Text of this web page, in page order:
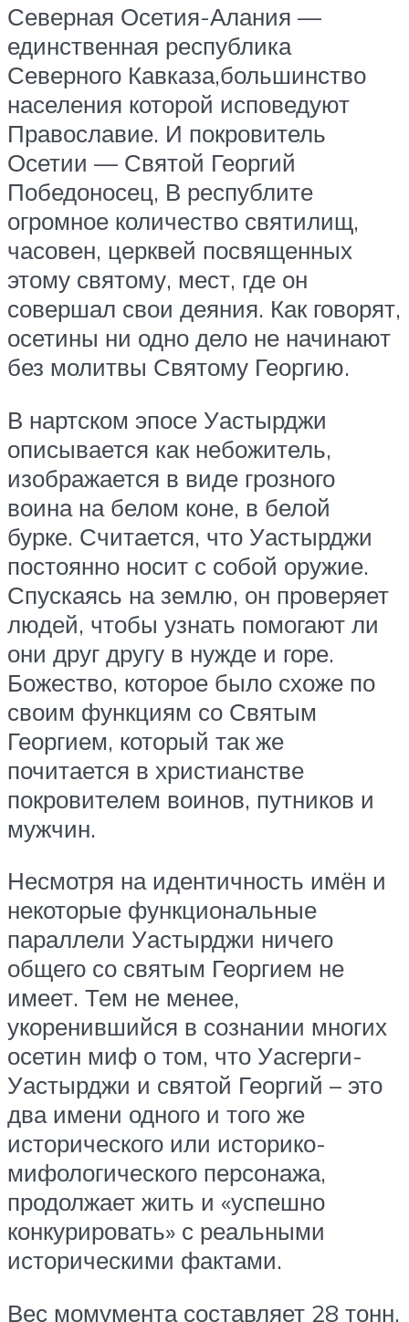
Северная Осетия-Алания —
единственная республика
Северного Кавказа,большинство
населения которой исповедуют
Православие. И покровитель
Осетии — Святой Георгий
Победоносец, В республите
огромное количество святилищ,
часовен, церквей посвященных
этому святому, мест, где он
совершал свои деяния. Как говорят,
осетины ни одно дело не начинают
без молитвы Святому Георгию.
В нартском эпосе Уастырджи
описывается как небожитель,
изображается в виде грозного
воина на белом коне, в белой
бурке. Считается, что Уастырджи
постоянно носит с собой оружие.
Спускаясь на землю, он проверяет
людей, чтобы узнать помогают ли
они друг другу в нужде и горе.
Божество, которое было схоже по
своим функциям со Святым
Георгием, который так же
почитается в христианстве
покровителем воинов, путников и
мужчин.
Несмотря на идентичность имён и
некоторые функциональные
параллели Уастырджи ничего
общего со святым Георгием не
имеет. Тем не менее,
укоренившийся в сознании многих
осетин миф о том, что Уасгерги-
Уастырджи и святой Георгий – это
два имени одного и того же
исторического или историко-
мифологического персонажа,
продолжает жить и «успешно
конкурировать» с реальными
историческими фактами.
Вес момумента составляет 28 тонн,